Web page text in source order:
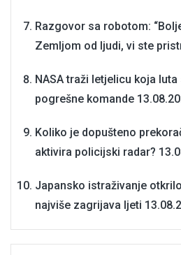
Razgovor sa robotom:
Zemljom od ljudi, vi ste
NASA traži letjelicu koja
pogrešne komande
Koliko je dopušteno
aktivira policijski radar?
Japansko istraživanje
najviše zagrijava ljeti